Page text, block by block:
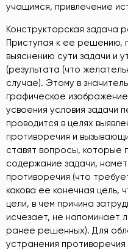
учащимся, привлечение
Конструкторская задача
Приступая к ее решению,
выяснению сути задачи и
(результата (что
случае). Этому в
графическое
усвоения условия задачи
проводится в целях
противоречия и
ставят вопросы, которые
содержание задачи,
противоречия (что
какова ее конечная
цели, в чем причина
исчезает, не напоминает
ранее решенных). Для
устранения